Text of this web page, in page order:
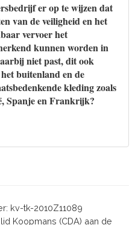
er op te wijzen dat
van de veiligheid en het
vervoer het
kunnen worden in
niet past, dit ook
buitenland en de
kleding zoals
Spanje en Frankrijk?
kv-tk-2010Z11089
Koopmans (CDA) aan de